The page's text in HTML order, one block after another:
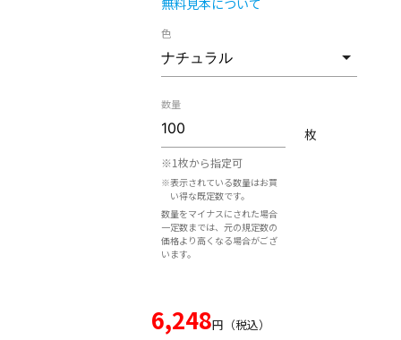
色
数量
※1枚から指定可
※表示されている数量はお買
い得な既定数です。
数量をマイナスにされた場合
一定数までは、元の規定数の
価格より高くなる場合がござ
います。
枚
6,248円（税込）